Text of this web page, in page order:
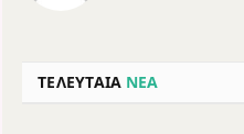
ΤΕΛΕΥΤΑΙΑ ΝΕΑ